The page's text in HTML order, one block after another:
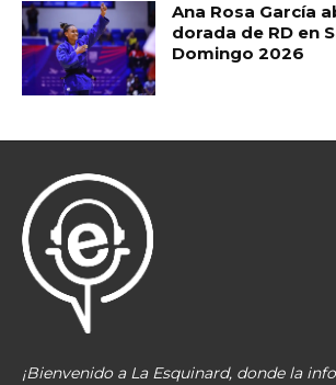
Ana Rosa García
dorada de RD en
Domingo 2026
¡Bienvenido a La Esquinard, donde la